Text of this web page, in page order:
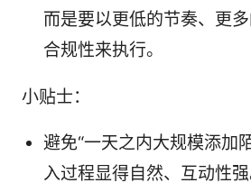
而是要以更低的节奏、更
合规性来执行。
小贴士：
避免“一天之内大规模添加
入过程显得自然、互动性强